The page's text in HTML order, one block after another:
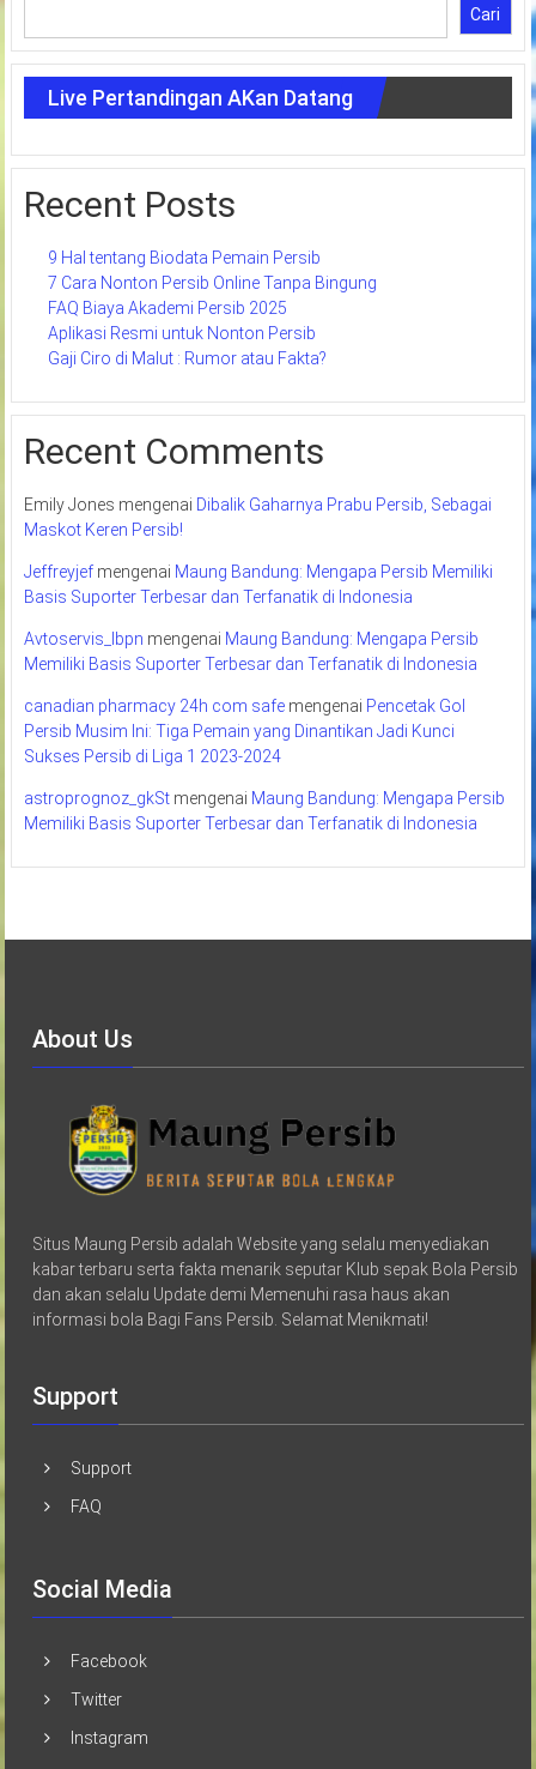
Cari
Live Pertandingan AKan Datang
Recent Posts
9 Hal tentang Biodata Pemain Persib
7 Cara Nonton Persib Online Tanpa Bingung
FAQ Biaya Akademi Persib 2025
Aplikasi Resmi untuk Nonton Persib
Gaji Ciro di Malut : Rumor atau Fakta?
Recent Comments
Emily Jones mengenai Dibalik Gaharnya Prabu Persib, Sebagai
Maskot Keren Persib!
Jeffreyjefmengenai Maung Bandung: Mengapa Persib Memiliki
Basis Suporter Terbesar dan Terfanatik di Indonesia
Avtoservis_lbpn mengenai Maung Bandung: Mengapa Persib
Memiliki Basis Suporter Terbesar dan Terfanatik di Indonesia
canadian pharmacy 24h com safemengenai Pencetak Gol
Persib Musim Ini: Tiga Pemain yang Dinantikan Jadi Kunci
Sukses Persib di Liga 1 2023-2024
astroprognoz_gkStmengenai Maung Bandung: Mengapa Persib
Memiliki Basis Suporter Terbesar dan Terfanatik di Indonesia
About Us
Situs Maung Persib adalah Website yang selalu menyediakan
kabar terbaru serta fakta menarik seputar Klub sepak Bola Persib
dan akan selalu Update demi Memenuhi rasa haus akan
informasi bola Bagi Fans Persib. Selamat Menikmati!
Support
Support
FAQ
Social Media
Facebook
Twitter
Instagram